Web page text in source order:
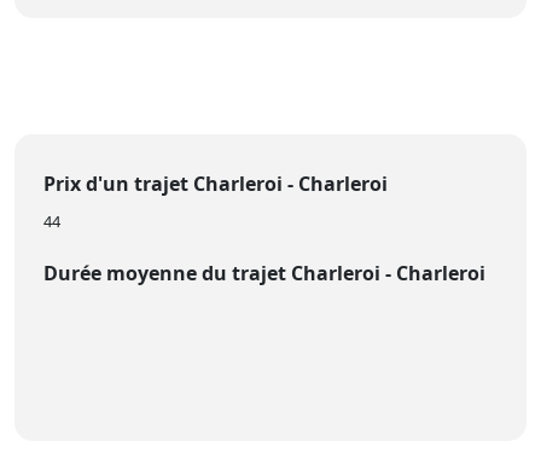
Prix d'un trajet Charleroi - Charleroi
44
Durée moyenne du trajet Charleroi - Charleroi